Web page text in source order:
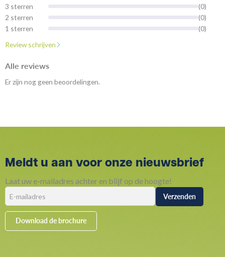
3 sterren
(0)
2 sterren
(0)
1 sterren
(0)
Review schrijven
Alle reviews
Er zijn nog geen beoordelingen.
Meldt u aan voor onze nieuwsbrief
Laat uw e-mailadres achter en blijf op de hoogte!
Download de brochure